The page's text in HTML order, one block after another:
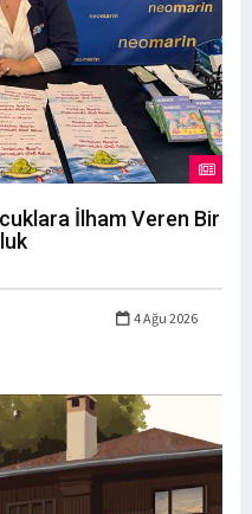
İlham Veren Bir
4 Ağu 2026